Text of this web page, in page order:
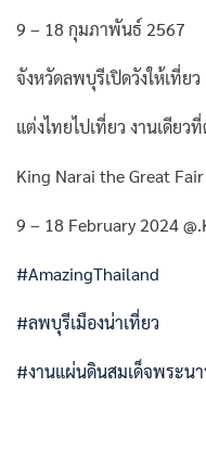
9 – 18 กุมภาพันธ์ 2567
จังหวัดลพบุรีเปิดวังให้เที่ย
แต่งไทยไปเที่ยว งานเดียว
King Narai the Great
9 – 18 February 2024
#AmazingThailand
#ลพบุรีเมืองน่าเที่ยว
#งานแผ่นดินสมเด็จพระน